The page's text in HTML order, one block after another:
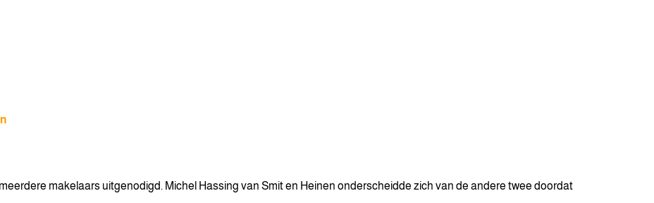
makelaars uitgenodigd. Michel Hassing van Smit en Heinen onderscheidde zich van de andere twee doordat